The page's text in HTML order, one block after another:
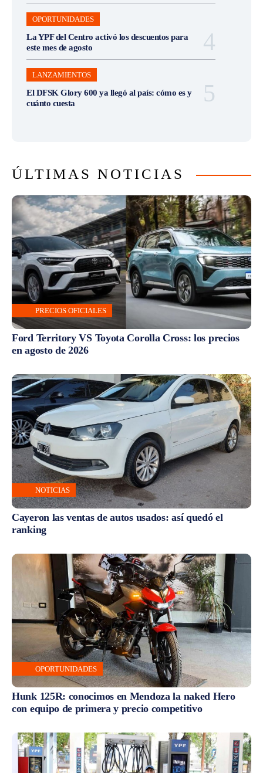
OPORTUNIDADES
La YPF del Centro activó los descuentos para
este mes de agosto
LANZAMIENTOS
El DFSK Glory 600 ya llegó al país: cómo es y
cuánto cuesta
ÚLTIMAS NOTICIAS
PRECIOS OFICIALES
Ford Territory VS Toyota Corolla Cross: los precios
en agosto de 2026
NOTICIAS
Cayeron las ventas de autos usados: así quedó el
ranking
OPORTUNIDADES
Hunk 125R: conocimos en Mendoza la naked Hero
con equipo de primera y precio competitivo